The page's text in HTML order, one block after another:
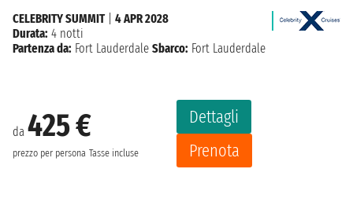
da 425 €
prezzo per persona Tasse incluse
Dettagli
Prenota
CELEBRITY SUMMIT| 4 APR 2028
Durata: 4 notti
Partenza da: Fort Lauderdale Sbarco: Fort Lauderdale